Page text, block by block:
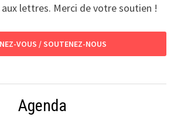
lettres. Merci de votre soutien !
VOUS / SOUTENEZ-NOUS
Agenda